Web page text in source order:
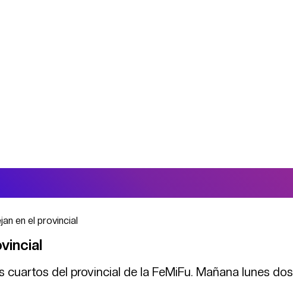
en el provincial
cuartos del provincial de la FeMiFu. Mañana lunes dos